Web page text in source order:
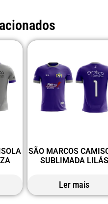
SÃO MARCOS
SUBLIMADA LILÁS
Ler mais